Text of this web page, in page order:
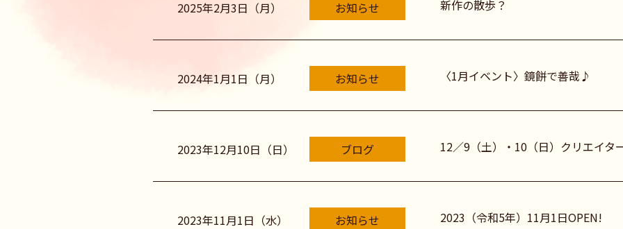
2025年2月3日（月） お知らせ 新作の散歩？
2024年1月1日（月） お知らせ 〈1月イベント〉鏡餅で善哉♪
2023年12月10日（日） ブログ 12／9（土）・10（日）クリエイタ
2023年11月1日（水） お知らせ 2023（令和5年）11月1日OPEN!